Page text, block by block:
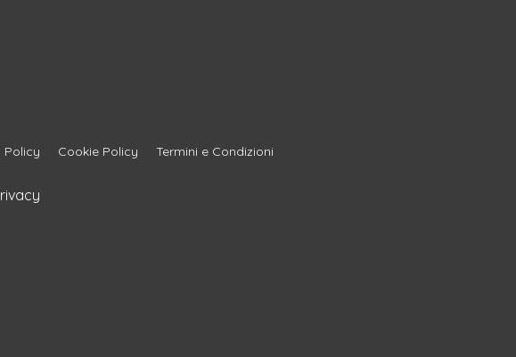
Policy Cookie Policy Termini e Condizioni